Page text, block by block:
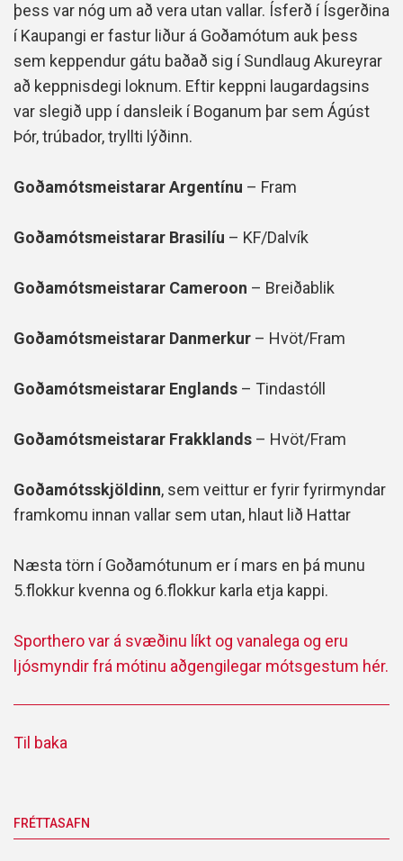
þess var nóg um að vera utan vallar. Ísferð í Ísgerðina
í Kaupangi er fastur liður á Goðamótum auk þess
sem keppendur gátu baðað sig í Sundlaug Akureyrar
að keppnisdegi loknum. Eftir keppni laugardagsins
var slegið upp í dansleik í Boganum þar sem Ágúst
Þór, trúbador, tryllti lýðinn.
Goðamótsmeistarar Argentínu – Fram
Goðamótsmeistarar Brasilíu – KF/Dalvík
Goðamótsmeistarar Cameroon – Breiðablik
Goðamótsmeistarar Danmerkur – Hvöt/Fram
Goðamótsmeistarar Englands – Tindastóll
Goðamótsmeistarar Frakklands – Hvöt/Fram
Goðamótsskjöldinn, sem veittur er fyrir fyrirmyndar
framkomu innan vallar sem utan, hlaut lið Hattar
Næsta törn í Goðamótunum er í mars en þá munu
5.flokkur kvenna og 6.flokkur karla etja kappi.
Sporthero var á svæðinu líkt og vanalega og eru
ljósmyndir frá mótinu aðgengilegar mótsgestum hér.
Til baka
FRÉTTASAFN